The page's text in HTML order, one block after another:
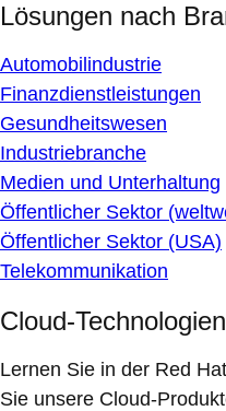
Lösungen nach
Automobilindustrie
Finanzdienstleistungen
Gesundheitswesen
Industriebranche
Medien und Unterhaltung
Öffentlicher Sektor
Öffentlicher Sektor (USA)
Telekommunikation
Cloud-
Lernen Sie in der Red
Sie unsere Cloud-